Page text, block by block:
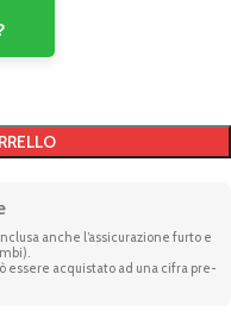
anche l’assicurazione furto e
essere acquistato ad una cifra pre-